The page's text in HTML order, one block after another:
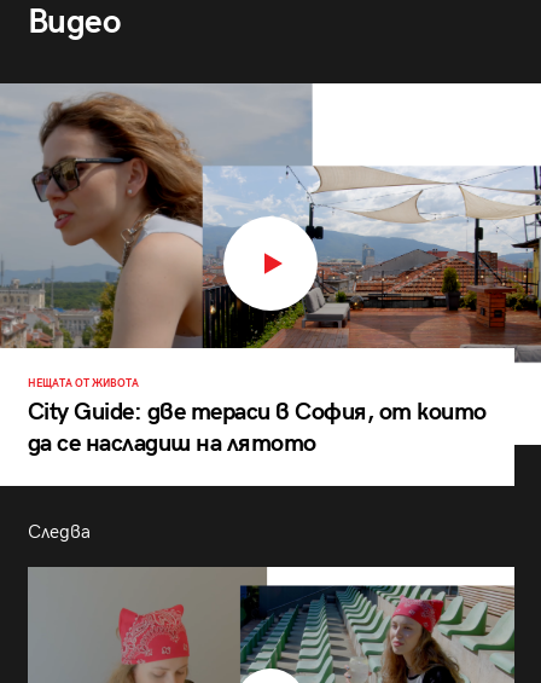
Видео
НЕЩАТА ОТ ЖИВОТА
City Guide: две тераси в София, от които
да се насладиш на лятото
Следва